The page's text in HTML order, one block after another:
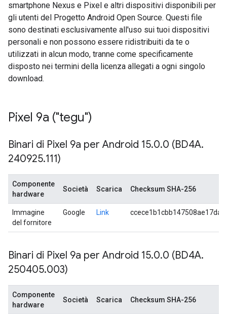
smartphone Nexus e Pixel e altri dispositivi disponibili per
gli utenti del Progetto Android Open Source. Questi file
sono destinati esclusivamente all'uso sui tuoi dispositivi
personali e non possono essere ridistribuiti da te o
utilizzati in alcun modo, tranne come specificamente
disposto nei termini della licenza allegati a ogni singolo
download.
Pixel 9a ("tegu")
Binari di Pixel 9a per Android 15.0.0 (BD4A.
240925.111)
Componente
hardware
Società Scarica Checksum SHA-256
Immagine
del fornitore
Google Link
Binari di Pixel 9a per Android 15.0.0 (BD4A.
250405.003)
Componente
hardware
Società Scarica Checksum SHA-256